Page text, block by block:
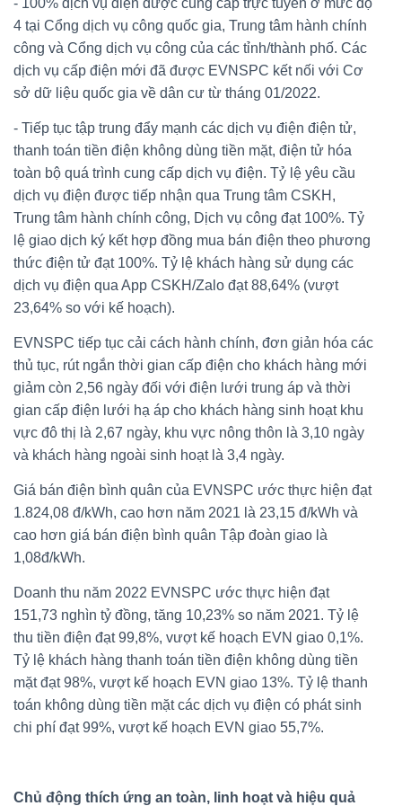
- 100% dịch vụ điện được cung cấp trực tuyến ở mức độ
4 tại Cổng dịch vụ công quốc gia, Trung tâm hành chính
công và Cổng dịch vụ công của các tỉnh/thành phố. Các
dịch vụ cấp điện mới đã được EVNSPC kết nối với Cơ
sở dữ liệu quốc gia về dân cư từ tháng 01/2022.
- Tiếp tục tập trung đẩy mạnh các dịch vụ điện điện tử,
thanh toán tiền điện không dùng tiền mặt, điện tử hóa
toàn bộ quá trình cung cấp dịch vụ điện. Tỷ lệ yêu cầu
dịch vụ điện được tiếp nhận qua Trung tâm CSKH,
Trung tâm hành chính công, Dịch vụ công đạt 100%. Tỷ
lệ giao dịch ký kết hợp đồng mua bán điện theo phương
thức điện tử đạt 100%. Tỷ lệ khách hàng sử dụng các
dịch vụ điện qua App CSKH/Zalo đạt 88,64% (vượt
23,64% so với kế hoạch).
EVNSPC tiếp tục cải cách hành chính, đơn giản hóa các
thủ tục, rút ngắn thời gian cấp điện cho khách hàng mới
giảm còn 2,56 ngày đối với điện lưới trung áp và thời
gian cấp điện lưới hạ áp cho khách hàng sinh hoạt khu
vực đô thị là 2,67 ngày, khu vực nông thôn là 3,10 ngày
và khách hàng ngoài sinh hoạt là 3,4 ngày.
Giá bán điện bình quân của EVNSPC ước thực hiện đạt
1.824,08 đ/kWh, cao hơn năm 2021 là 23,15 đ/kWh và
cao hơn giá bán điện bình quân Tập đoàn giao là
1,08đ/kWh.
Doanh thu năm 2022 EVNSPC ước thực hiện đạt
151,73 nghìn tỷ đồng, tăng 10,23% so năm 2021. Tỷ lệ
thu tiền điện đạt 99,8%, vượt kế hoạch EVN giao 0,1%.
Tỷ lệ khách hàng thanh toán tiền điện không dùng tiền
mặt đạt 98%, vượt kế hoạch EVN giao 13%. Tỷ lệ thanh
toán không dùng tiền mặt các dịch vụ điện có phát sinh
chi phí đạt 99%, vượt kế hoạch EVN giao 55,7%.
Chủ động thích ứng an toàn, linh hoạt và hiệu quả